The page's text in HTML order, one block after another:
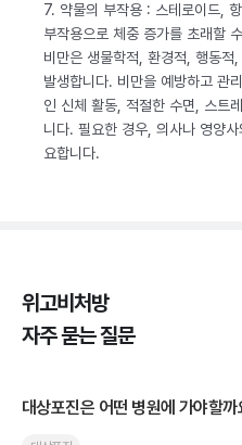
7. 약물의 부작용 : 스테로이드,
부작용으로 체중 증가를 초래할
비만은 생물학적, 환경적, 행동적
발생합니다. 비만을 예방하고 관
인 신체 활동, 적절한 수면, 스트
니다. 필요한 경우, 의사나 영양
요합니다.
위고비처방
자주 묻는 질문
대상포진은 어떤 병원에 가야할까